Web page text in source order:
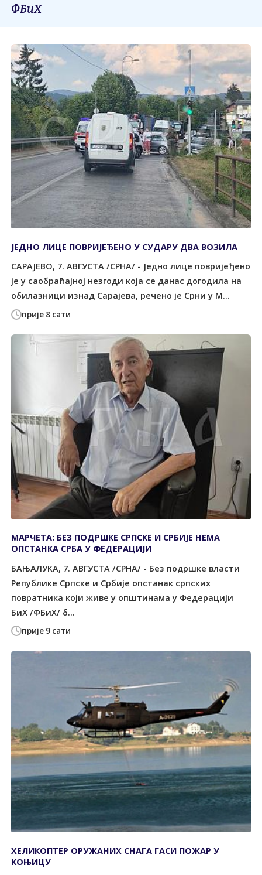
ФБиХ
прије 8 сати
ЈЕДНО ЛИЦЕ ПОВРИЈЕЂЕНО У СУДАРУ ДВА ВОЗИЛА
САРАЈЕВО, 7. АВГУСТА /СРНА/ - Једно лице повријеђено
је у саобраћајној незгоди која се данас догодила на
обилазници изнад Сарајева, речено је Срни у М...
прије 9 сати
МАРЧЕТА: БЕЗ ПОДРШКЕ СРПСКЕ И СРБИЈЕ НЕМА
ОПСТАНКА СРБА У ФЕДЕРАЦИЈИ
БАЊАЛУКА, 7. АВГУСТА /СРНА/ - Без подршке власти
Републике Српске и Србије опстанак српских
повратника који живе у општинама у Федерацији
БиХ /ФБиХ/ б...
ХЕЛИКОПТЕР ОРУЖАНИХ СНАГА ГАСИ ПОЖАР У
КОЊИЦУ